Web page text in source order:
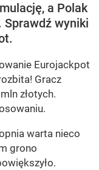
a Polak
Sprawdź wyniki
Eurojackpot
Gracz
złotych.
warta nieco
grono